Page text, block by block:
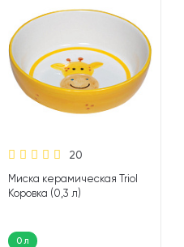
20
Миска керамическая Triol
Коровка (0,3 л)
0 л